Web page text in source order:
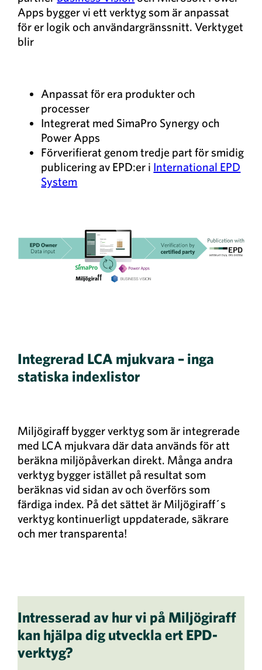
Apps bygger vi ett verktyg som är anpassat
för er logik och användargränssnitt. Verktyget
blir
Anpassat för era produkter och
processer
Integrerat med SimaPro Synergy och
Power Apps
Förverifierat genom tredje part för smidig
publicering av EPD:er i International EPD
System
Integrerad LCA mjukvara – inga
statiska indexlistor
Miljögiraff bygger verktyg som är integrerade
med LCA mjukvara där data används för att
beräkna miljöpåverkan direkt. Många andra
verktyg bygger istället på resultat som
beräknas vid sidan av och överförs som
färdiga index. På det sättet är Miljögiraff´s
verktyg kontinuerligt uppdaterade, säkrare
och mer transparenta!
Intresserad av hur vi på Miljögiraff
kan hjälpa dig utveckla ert EPD-
verktyg?